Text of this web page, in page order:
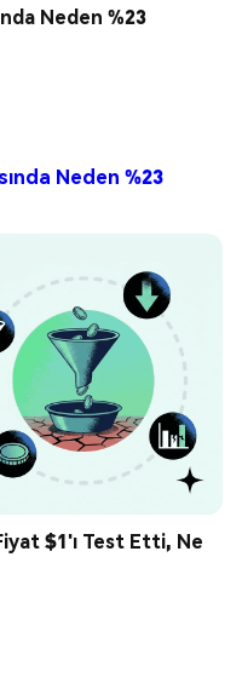
Neden %23
Neden %23
$1'ı Test Etti, Ne